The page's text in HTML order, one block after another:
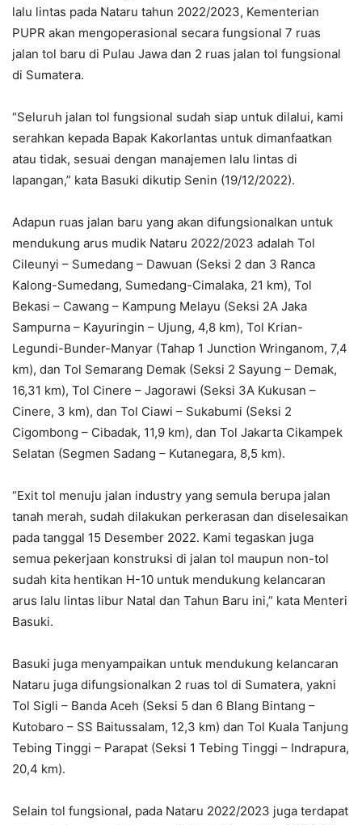
lalu lintas pada Nataru tahun 2022/2023, Kementerian
PUPR akan mengoperasional secara fungsional 7 ruas
jalan tol baru di Pulau Jawa dan 2 ruas jalan tol fungsional
di Sumatera.
“Seluruh jalan tol fungsional sudah siap untuk dilalui, kami
serahkan kepada Bapak Kakorlantas untuk dimanfaatkan
atau tidak, sesuai dengan manajemen lalu lintas di
lapangan,” kata Basuki dikutip Senin (19/12/2022).
Adapun ruas jalan baru yang akan difungsionalkan untuk
mendukung arus mudik Nataru 2022/2023 adalah Tol
Cileunyi – Sumedang – Dawuan (Seksi 2 dan 3 Ranca
Kalong-Sumedang, Sumedang-Cimalaka, 21 km), Tol
Bekasi – Cawang – Kampung Melayu (Seksi 2A Jaka
Sampurna – Kayuringin – Ujung, 4,8 km), Tol Krian-
Legundi-Bunder-Manyar (Tahap 1 Junction Wringanom, 7,4
km), dan Tol Semarang Demak (Seksi 2 Sayung – Demak,
16,31 km), Tol Cinere – Jagorawi (Seksi 3A Kukusan –
Cinere, 3 km), dan Tol Ciawi – Sukabumi (Seksi 2
Cigombong – Cibadak, 11,9 km), dan Tol Jakarta Cikampek
Selatan (Segmen Sadang – Kutanegara, 8,5 km).
“Exit tol menuju jalan industry yang semula berupa jalan
tanah merah, sudah dilakukan perkerasan dan diselesaikan
pada tanggal 15 Desember 2022. Kami tegaskan juga
semua pekerjaan konstruksi di jalan tol maupun non-tol
sudah kita hentikan H-10 untuk mendukung kelancaran
arus lalu lintas libur Natal dan Tahun Baru ini,” kata Menteri
Basuki.
Basuki juga menyampaikan untuk mendukung kelancaran
Nataru juga difungsionalkan 2 ruas tol di Sumatera, yakni
Tol Sigli – Banda Aceh (Seksi 5 dan 6 Blang Bintang –
Kutobaro – SS Baitussalam, 12,3 km) dan Tol Kuala Tanjung
Tebing Tinggi – Parapat (Seksi 1 Tebing Tinggi – Indrapura,
20,4 km).
Selain tol fungsional, pada Nataru 2022/2023 juga terdapat